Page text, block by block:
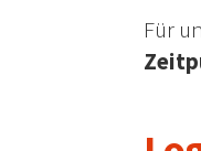
Für